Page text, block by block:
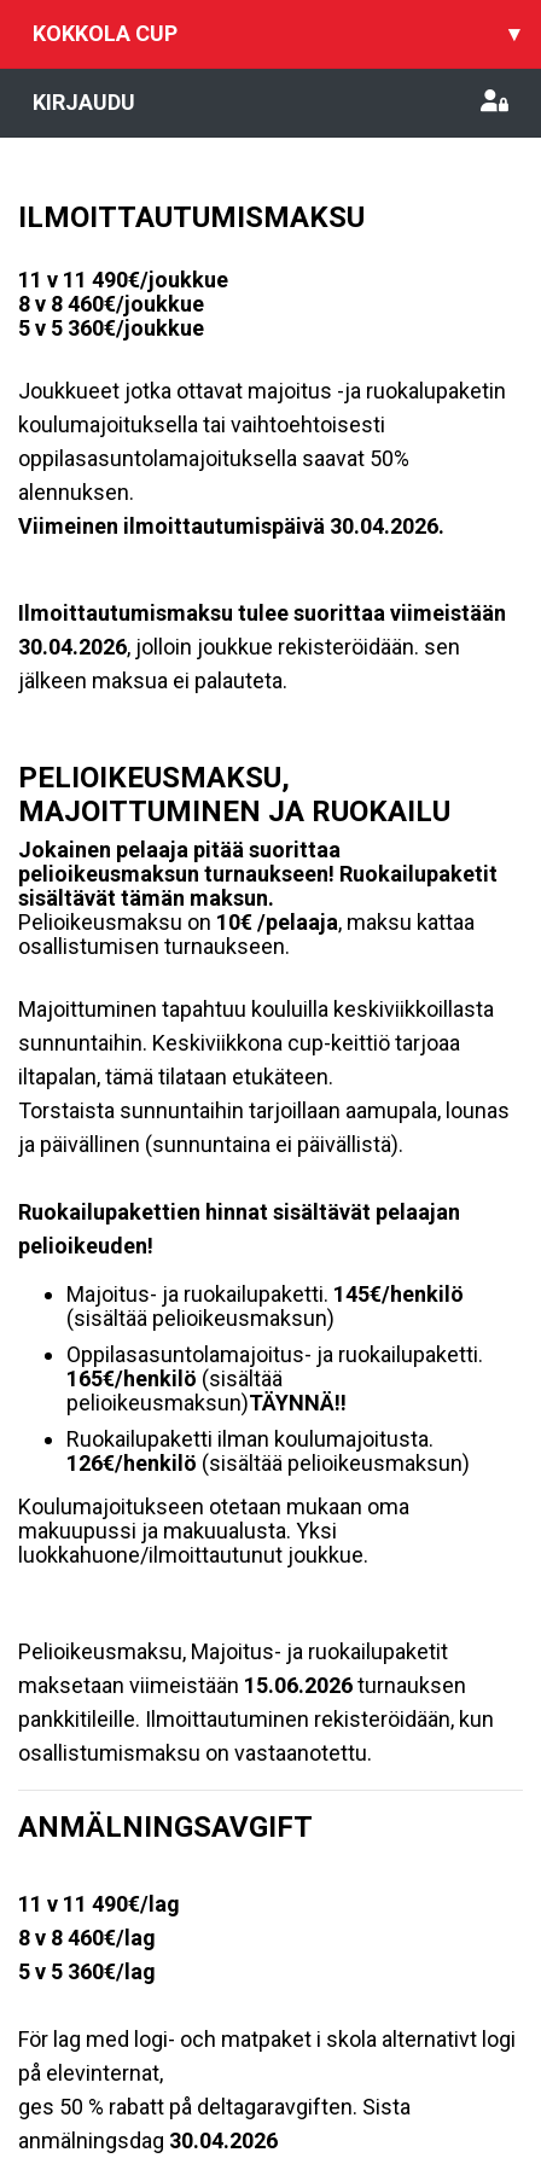
KOKKOLA CUP ▾
KIRJAUDU
ILMOITTAUTUMISMAKSU
11 v 11 490€/joukkue
8 v 8 460€/joukkue
5 v 5 360€/joukkue
Joukkueet jotka ottavat majoitus -ja ruokalupaketin
koulumajoituksella tai vaihtoehtoisesti
oppilasasuntolamajoituksella saavat 50%
alennuksen.
Viimeinen ilmoittautumispäivä 30.04.2026.
Ilmoittautumismaksu tulee suorittaa viimeistään
30.04.2026, jolloin joukkue rekisteröidään. sen
jälkeen maksua ei palauteta.
PELIOIKEUSMAKSU,
MAJOITTUMINEN JA RUOKAILU
Jokainen pelaaja pitää suorittaa
pelioikeusmaksun turnaukseen! Ruokailupaketit
sisältävät tämän maksun.
Pelioikeusmaksu on 10€ /pelaaja, maksu kattaa
osallistumisen turnaukseen.
Majoittuminen tapahtuu kouluilla keskiviikkoillasta
sunnuntaihin. Keskiviikkona cup-keittiö tarjoaa
iltapalan, tämä tilataan etukäteen.
Torstaista sunnuntaihin tarjoillaan aamupala, lounas
ja päivällinen (sunnuntaina ei päivällistä).
Ruokailupakettien hinnat sisältävät pelaajan
pelioikeuden!
Majoitus- ja ruokailupaketti. 145€/henkilö
(sisältää pelioikeusmaksun)
Oppilasasuntolamajoitus- ja ruokailupaketti.
165€/henkilö (sisältää
pelioikeusmaksun)TÄYNNÄ!!
Ruokailupaketti ilman koulumajoitusta.
126€/henkilö (sisältää pelioikeusmaksun)
Koulumajoitukseen otetaan mukaan oma
makuupussi ja makuualusta. Yksi
luokkahuone/ilmoittautunut joukkue.
Pelioikeusmaksu, Majoitus- ja ruokailupaketit
maksetaan viimeistään 15.06.2026turnauksen
pankkitileille. Ilmoittautuminen rekisteröidään, kun
osallistumismaksu on vastaanotettu.
ANMÄLNINGSAVGIFT
11 v 11 490€/lag
8 v 8 460€/lag
5 v 5 360€/lag
För lag med logi- och matpaket i skola alternativt logi
på elevinternat,
ges 50 % rabatt på deltagaravgiften. Sista
anmälningsdag 30.04.2026